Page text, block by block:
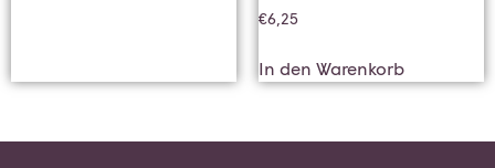
€6,25
In den Warenkorb